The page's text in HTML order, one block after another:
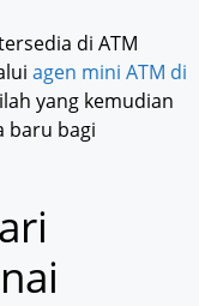
di ATM
agen mini ATM di
yang kemudian
baru bagi